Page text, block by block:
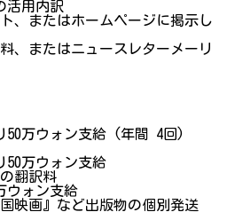
用内訳
またはホームページに掲示し
またはニュースレターメーリ
ウォン支給 (年間 4回)
万ウォン支給
翻訳料
ォン支給
映画』など出版物の個別発送